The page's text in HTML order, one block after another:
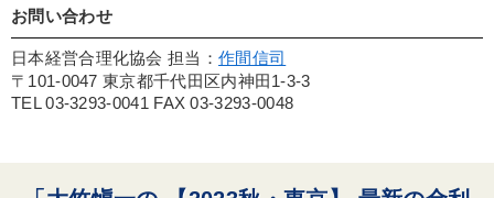
『おカネの法則』の他、速報CDシリーズ『大竹愼
一の最新経済予測』などがある。
お問い合わせ
日本経営合理化協会 担当：作間信司
〒101-0047 東京都千代田区内神田1-3-3
TEL 03-3293-0041 FAX 03-3293-0048